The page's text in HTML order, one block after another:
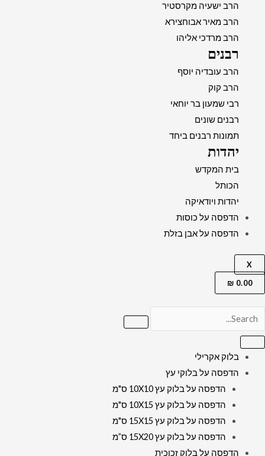
הרב ישעיה מקרסטיר
הרב מאיר אבוחצירא
הרב מרדכי אליהו
רבנים
הרב עובדיה יוסף
הרב קוק
רבי שמעון בר יוחאי
רבנים שונים
תמונות רבנים ביחד
יהדות
בית המקדש
הכותל
יהדות ויודאיקה
הדפסה על כוסות
הדפסה על אבן בזלת
X
0.00
₪
בלוק אקרילי
הדפסה על בלוקי עץ
הדפסה על בלוק עץ 10X10 ס"מ
הדפסה על בלוק עץ 10X15 ס"מ
הדפסה על בלוק עץ 15X15 ס"מ
הדפסה על בלוק עץ 15X20 ס”מ
הדפסה על בלוק זכוכית